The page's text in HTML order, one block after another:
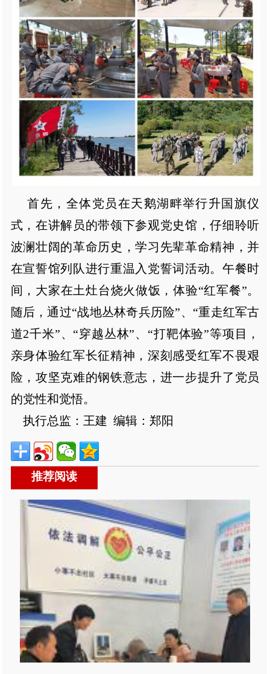
首先，全体党员在天鹅湖畔举行升国旗仪
式，在讲解员的带领下参观党史馆，仔细聆听
波澜壮阔的革命历史，学习先辈革命精神，并
在宣誓馆列队进行重温入党誓词活动。午餐时
间，大家在土灶台烧火做饭，体验“红军餐”。
随后，通过“战地丛林奇兵历险”、“重走红军古
道2千米”、“穿越丛林”、“打靶体验”等项目，
亲身体验红军长征精神，深刻感受红军不畏艰
险，攻坚克难的钢铁意志，进一步提升了党员
的党性和觉悟。
执行总监：王建 编辑：郑阳
推荐阅读